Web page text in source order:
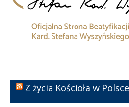
Z życia Kościoła w Polsce